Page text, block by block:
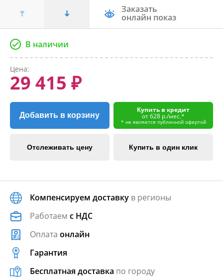
Заказать
онлайн показ
В наличии
Цена:
29 415 ₽
Добавить в корзину
Купить в кредит
от 628 р./мес.*
* не является публичной офертой
Отслеживать цену Купить в один клик
Компенсируем доставку в регионы
Работаем с НДС
Оплата онлайн
Гарантия
Бесплатная доставка по городу